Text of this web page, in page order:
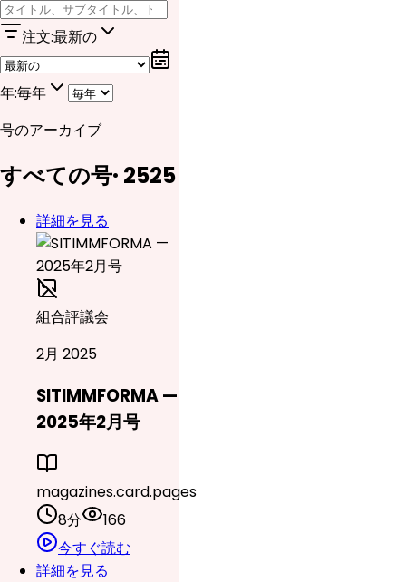
注文:最新の
年:毎年
号のアーカイブ
すべての号· 2525
詳細を見る
組合評議会
2月 2025
SITIMMFORMA —
2025年2月号
magazines.card.pages
8分
166
今すぐ読む
詳細を見る